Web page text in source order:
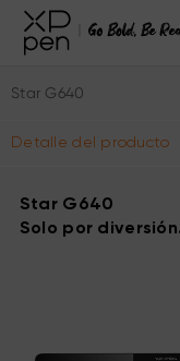
Star G640
Detalle del producto
Star G640
Solo por